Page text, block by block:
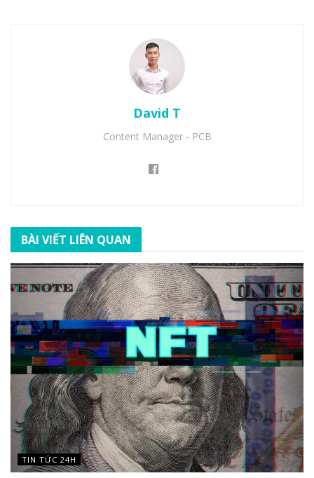
David T
Content Manager - PCB
BÀI VIẾT LIÊN QUAN
TIN TỨC 24H